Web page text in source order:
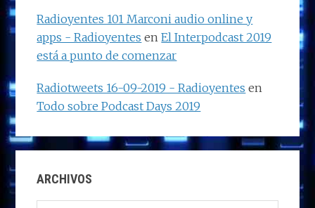
Radioyentes 101 Marconi audio online y
apps - Radioyentes enEl Interpodcast 2019
está a punto de comenzar
Radiotweets 16-09-2019 - Radioyentes en
Todo sobre Podcast Days 2019
ARCHIVOS